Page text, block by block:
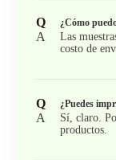
Q ¿Cómo
A
Las
costo de
Q ¿Puedes
A
Sí, claro.
productos.